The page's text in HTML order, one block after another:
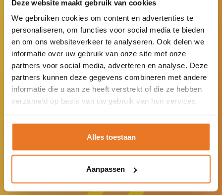
Deze website maakt gebruik van cookies
We gebruiken cookies om content en advertenties te
personaliseren, om functies voor social media te bieden
en om ons websiteverkeer te analyseren. Ook delen we
informatie over uw gebruik van onze site met onze
partners voor social media, adverteren en analyse. Deze
partners kunnen deze gegevens combineren met andere
informatie die u aan ze heeft verstrekt of die ze hebben
verzameld op basis van uw gebruik van hun services.
Alles toestaan
Aanpassen
Op 15 oktober 2020 ging Stichting Verderwijs officieel
zelfstandig verder. Onze scholen bestonden natuurlijk al
langer, maar sinds dat moment vormen ze samen één
stichting: SO Noorderlicht, VSO Heuvelrug College, en de
onderwijs-zorglocaties Aventurijn en De Dijckhof.
Lees meer
college
Inloopochtend VSO HEUVELRUG COLLEGEWilt u
kennismaken met ons onderwijs of wilt u zich oriënteren of
onze school een passende plek is voor uw zoon/dochter?
Kom dan naar een van onze inloopochtenden. Tijdens deze
ochtend krijgt u een algemene uitleg over onze school en een
rondleiding.
Feestelijke opening portacabins
Vol trots hebben wij vorige week de portocabines geopend!
Bestuurlijke visitatie door PO-
Raad
Samen maken en vieren wij het succes van Stichting
We zijn maatschappelijk
ondersteunend. Leerlingen die ergens
anders uit vallen, krijgen weer een
kans op onze school.